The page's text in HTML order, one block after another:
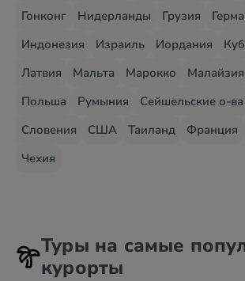
Гонконг Нидерланды Грузия
Индонезия
Израиль Иордания
Латвия
Мальта Марокко Малайзия
Польша
Румыния Сейшельские о-ва
Словения
США Таиланд Франция
Чехия
Туры на самые
курорты